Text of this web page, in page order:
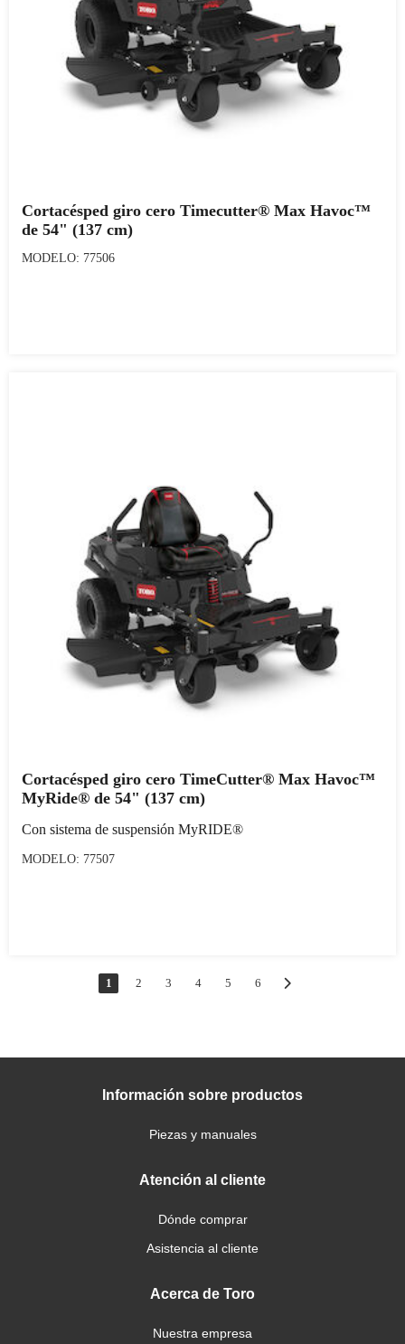
Cortacésped giro cero Timecutter® Max Havoc™
de 54" (137 cm)
MODELO: 77506
Cortacésped giro cero TimeCutter® Max Havoc™
MyRide® de 54" (137 cm)
Con sistema de suspensión MyRIDE®
MODELO: 77507
1 2 3 4 5 6
Información sobre productos
Piezas y manuales
Atención al cliente
Dónde comprar
Asistencia al cliente
Acerca de Toro
Nuestra empresa